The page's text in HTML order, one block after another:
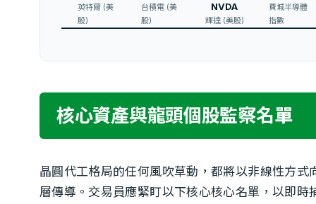
英特爾 (美
股)
台積電 (美
股)
NVDA
輝達 (美股)
費城半導體
指數
核心資產與龍頭個股監察名單
晶圓代工格局的任何風吹草動，都將以非線性方式
層傳導。交易員應緊盯以下核心核心名單，以即時